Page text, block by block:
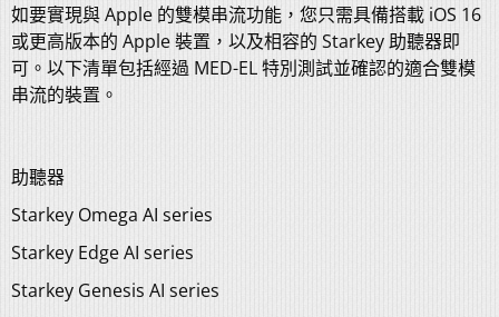
如要實現與 Apple 的雙模串流功能，您只需具備搭載 iOS 16
或更高版本的 Apple 裝置，以及相容的 Starkey 助聽器即
可。以下清單包括經過 MED-EL 特別測試並確認的適合雙模
串流的裝置。
助聽器
Starkey Omega AI series
Starkey Edge AI series
Starkey Genesis AI series